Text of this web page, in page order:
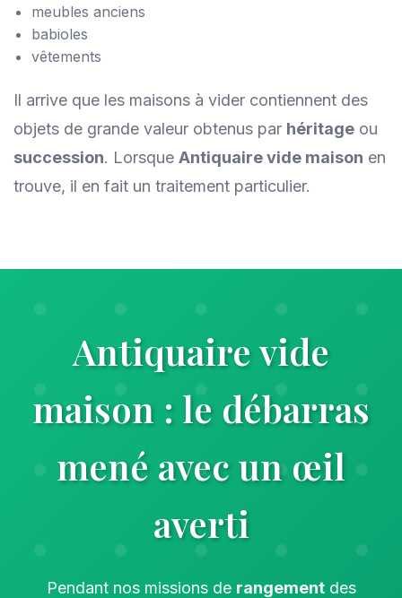
meubles anciens
babioles
vêtements
Il arrive que les maisons à vider contiennent des
objets de grande valeur obtenus par héritage ou
succession. Lorsque Antiquaire vide maison en
trouve, il en fait un traitement particulier.
Antiquaire vide
maison : le débarras
mené avec un œil
averti
Pendant nos missions de rangementdes